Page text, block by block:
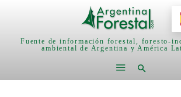
Fuente de información forestal, foresto-
ambiental de Argentina y América